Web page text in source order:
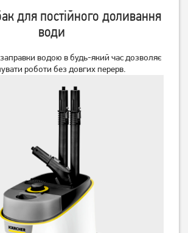
Парова швабра Gorenje
SC1200W
для постійного доливання
води
водою в будь-який час дозволяє
роботи без довгих перерв.